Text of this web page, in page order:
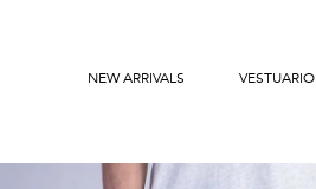
NEW ARRIVALS VESTUARIO